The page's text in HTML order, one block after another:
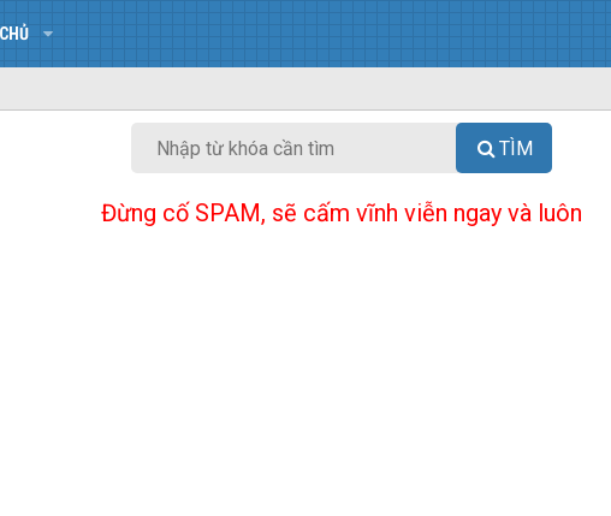
TÌM
Đừng cố SPAM, sẽ cấm vĩnh viễn ngay và luôn